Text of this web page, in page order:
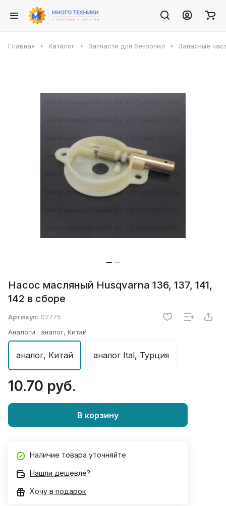
Главная Каталог Запчасти для бензопил Запасные
Насос масляный Husqvarna 136, 137, 141,
142 в сборе
Артикул: 02775
Аналоги : аналог, Китай
аналог, Китай аналог Ital, Турция
10.70 руб.
В корзину
Наличие товара уточняйте
Нашли дешевле?
Хочу в подарок